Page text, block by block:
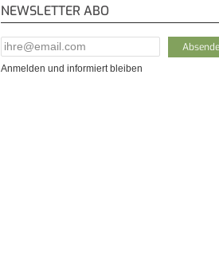
NEWSLETTER ABO
E-Mail Addresse*
Anmelden und informiert bleiben